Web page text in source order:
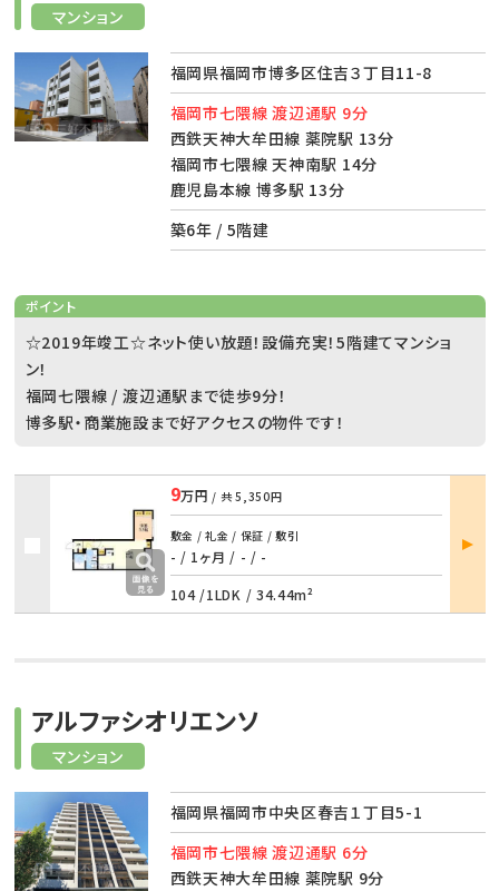
マンション
福岡県福岡市博多区住吉３丁目11-8
福岡市七隈線 渡辺通駅 9分
西鉄天神大牟田線 薬院駅 13分
福岡市七隈線 天神南駅 14分
鹿児島本線 博多駅 13分
築6年 / 5階建
ポイント
☆2019年竣工☆ネット使い放題！設備充実！5階建てマンショ
ン！
福岡七隈線 / 渡辺通駅まで徒歩9分！
博多駅・商業施設まで好アクセスの物件です！
9万円 / 共5,350円
敷金 / 礼金 / 保証 / 敷引
- / 1ヶ月 / - / -
104 /1LDK / 34.44m²
部屋
詳細
マンション
アルファシオリエンソ
福岡県福岡市中央区春吉１丁目5-1
福岡市七隈線 渡辺通駅 6分
西鉄天神大牟田線 薬院駅 9分